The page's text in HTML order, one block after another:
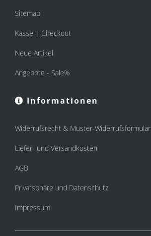
Sitemap
Kasse | Checkout
Neue Artikel
Angebote - Sale%
Informationen
Widerrufsrecht & Muster-Widerrufsformular
Liefer- und Versandkosten
AGB
Privatsphäre und Datenschutz
Impressum